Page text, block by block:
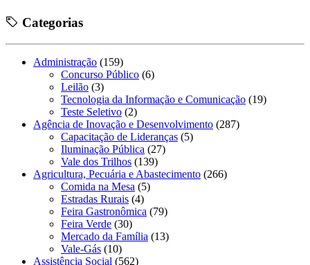
Categorias
Administração (159)
Concurso Público (6)
Leilão (3)
Tecnologia da Informação e Comunicação (19)
Teste Seletivo (2)
Agência de Inovação e Desenvolvimento (287)
Capacitação de Lideranças (5)
Iluminação Pública (27)
Vale dos Trilhos (139)
Agricultura, Pecuária e Abastecimento (266)
Comida na Mesa (5)
Estradas Rurais (4)
Feira Gastronômica (79)
Feira Verde (30)
Mercado da Família (13)
Vale-Gás (10)
Assistência Social (562)